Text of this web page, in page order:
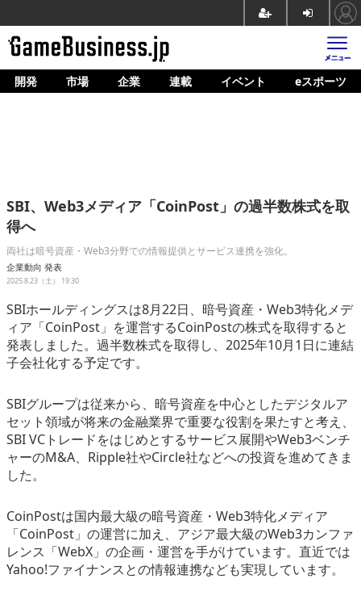
ホーム
企業動向
人材育成
産業政策
連載
イベント/セミナー
開発 市場 企業 連載 イベント eスポーツ
SBI、Web3メディア「CoinPost」の過半数株式を取
得へ
両社は暗号資産・Web3分野での情報提供とサービス連携を強化。
企業動向 発表
2025.8.23（土） 19:30
SBIホールディングスは8月22日、暗号資産・Web3特化メデ
ィア「CoinPost」を運営するCoinPostの株式を取得すると
発表しました。過半数株式を取得し、2025年10月1日に連結
子会社化する予定です。
SBIグループは従来から、暗号資産を中心としたデジタルア
セット領域が将来の金融業界で重要な役割を果たすと考え、
SBI VCトレードをはじめとするサービス展開やWeb3ベンチ
ャーのM&A、Ripple社やCircle社などへの投資を進めてきま
した。
CoinPostは国内最大級の暗号資産・Web3特化メディア
「CoinPost」の運営に加え、アジア最大級のWeb3カンファ
レンス「WebX」の企画・運営を手がけています。直近では
Yahoo!ファイナンスとの情報連携なども実現しています。